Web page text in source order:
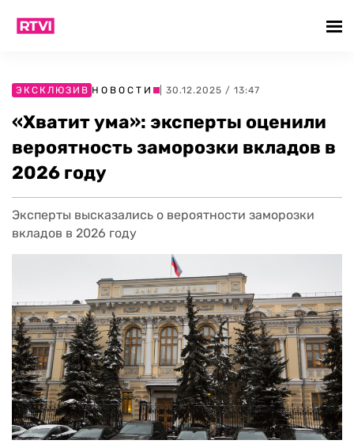
ЭКСКЛЮЗИВ НОВОСТИ | 30.12.2025 / 13:47
«Хватит ума»: эксперты оценили
вероятность заморозки вкладов в
2026 году
Эксперты высказались о вероятности заморозки
вкладов в 2026 году